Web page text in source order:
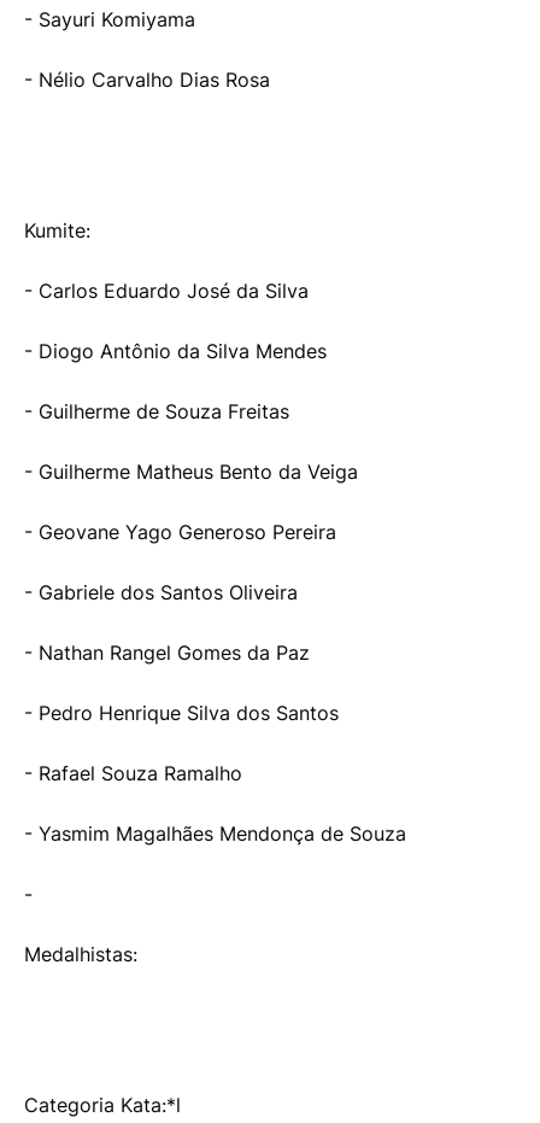
- Sayuri Komiyama
- Nélio Carvalho Dias Rosa
Kumite:
- Carlos Eduardo José da Silva
- Diogo Antônio da Silva Mendes
- Guilherme de Souza Freitas
- Guilherme Matheus Bento da Veiga
- Geovane Yago Generoso Pereira
- Gabriele dos Santos Oliveira
- Nathan Rangel Gomes da Paz
- Pedro Henrique Silva dos Santos
- Rafael Souza Ramalho
- Yasmim Magalhães Mendonça de Souza
-
Medalhistas:
Categoria Kata:*l